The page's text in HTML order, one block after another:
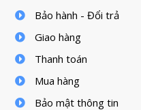
Bảo hành - Đổi trả
Giao hàng
Thanh toán
Mua hàng
Bảo mật thông tin